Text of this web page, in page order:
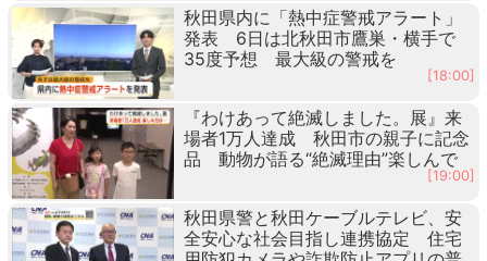
秋田県内に「熱中症警戒アラート」
発表 6日は北秋田市鷹巣・横手で
35度予想 最大級の警戒を
[18:00]
『わけあって絶滅しました。展』来
場者1万人達成 秋田市の親子に記念
品 動物が語る“絶滅理由”楽しんで
[19:00]
秋田県警と秋田ケーブルテレビ、安
全安心な社会目指し連携協定 住宅